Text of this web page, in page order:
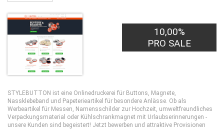
10,00%
PRO SALE
STYLEBUTTON ist eine Onlinedruckerei für Buttons, Magnete,
Nassklebeband und Papeterieartikel für besondere Anlässe. Ob als
Werbeartikel für Messen, Namensschilder zur Hochzeit, umweltfreundliches
Verpackungsmaterial oder Kühlschrankmagnet mit Urlaubserinnerungen -
unsere Kunden sind begeistert! Jetzt bewerben und attraktive Provisionen